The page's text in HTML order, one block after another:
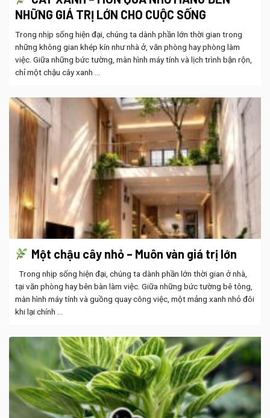
NHỮNG GIÁ TRỊ LỚN CHO CUỘC SỐNG
Trong nhịp sống hiện đại, chúng ta dành phần lớn thời gian trong
những không gian khép kín như nhà ở, văn phòng hay phòng làm
việc. Giữa những bức tường, màn hình máy tính và lịch trình bận rộn,
chỉ một chậu cây xanh ...
Một chậu cây nhỏ – Muôn vàn giá trị lớn
Trong nhịp sống hiện đại, chúng ta dành phần lớn thời gian ở nhà,
tại văn phòng hay bên bàn làm việc. Giữa những bức tường bê tông,
màn hình máy tính và guồng quay công việc, một mảng xanh nhỏ đôi
khi lại chính ...